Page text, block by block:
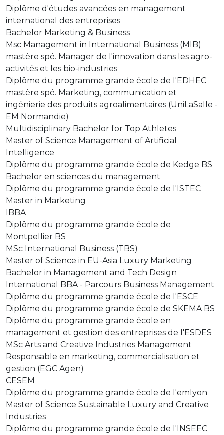
Diplôme d'études avancées en management
international des entreprises
Bachelor Marketing & Business
Msc Management in International Business (MIB)
mastère spé. Manager de l'innovation dans les agro-
activités et les bio-industries
Diplôme du programme grande école de l'EDHEC
mastère spé. Marketing, communication et
ingénierie des produits agroalimentaires (UniLaSalle -
EM Normandie)
Multidisciplinary Bachelor for Top Athletes
Master of Science Management of Artificial
Intelligence
Diplôme du programme grande école de Kedge BS
Bachelor en sciences du management
Diplôme du programme grande école de l'ISTEC
Master in Marketing
IBBA
Diplôme du programme grande école de
Montpellier BS
MSc International Business (TBS)
Master of Science in EU-Asia Luxury Marketing
Bachelor in Management and Tech Design
International BBA - Parcours Business Management
Diplôme du programme grande école de l'ESCE
Diplôme du programme grande école de SKEMA BS
Diplôme du programme grande école en
management et gestion des entreprises de l'ESDES
MSc Arts and Creative Industries Management
Responsable en marketing, commercialisation et
gestion (EGC Agen)
CESEM
Diplôme du programme grande école de l'emlyon
Master of Science Sustainable Luxury and Creative
Industries
Diplôme du programme grande école de l'INSEEC